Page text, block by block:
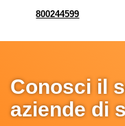
800244599
Conosci il
aziende di